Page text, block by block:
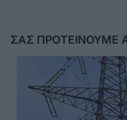
ΣΑΣ ΠΡΟΤΕΙΝΟΥΜΕ